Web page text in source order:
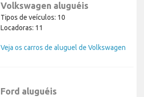
Volkswagen aluguéis
Tipos de veículos: 10
Locadoras: 11
Veja os carros de aluguel de Volkswagen
Ford aluguéis